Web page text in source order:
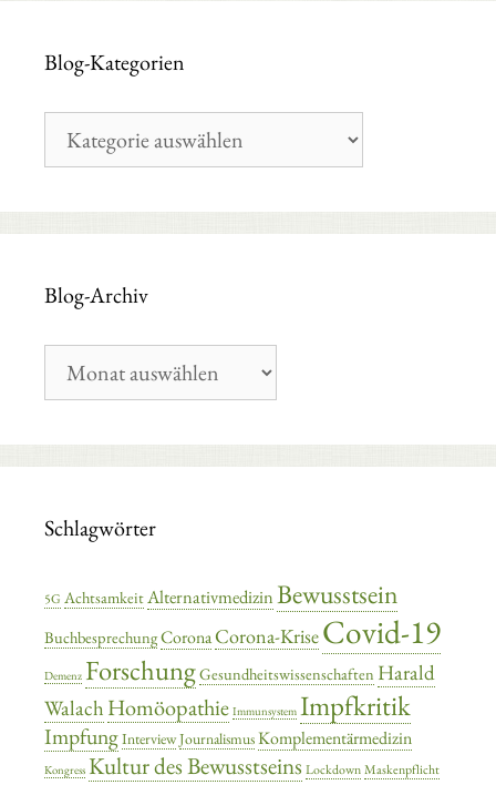
Blog-Kategorien
Kategorien
Blog-Archiv
Archiv
Schlagwörter
5G AchtsamkeitAlternativmedizinBewusstsein
BuchbesprechungCoronaCorona-KriseCovid-19
Demenz ForschungGesundheitswissenschaften Harald
Walach Homöopathie Immunsystem Impfkritik
ImpfungInterviewJournalismusKomplementärmedizin
Kongress Kultur des Bewusstseins LockdownMaskenpflicht